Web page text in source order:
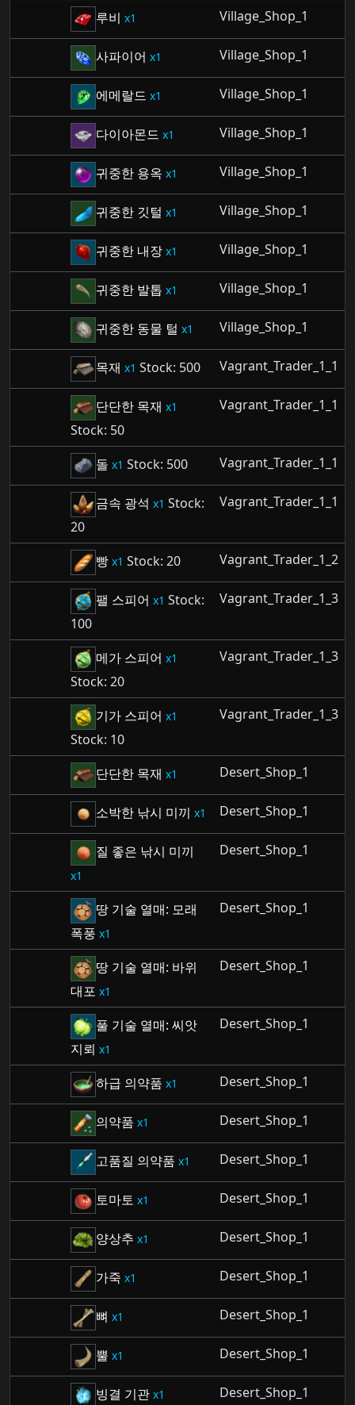
루비 1 Village_Shop_1
사파이어 1 Village_Shop_1
에메랄드 1 Village_Shop_1
다이아몬드 1 Village_Shop_1
귀중한 용옥 1 Village_Shop_1
귀중한 깃털 1 Village_Shop_1
귀중한 내장 1 Village_Shop_1
귀중한 발톱 1 Village_Shop_1
귀중한 동물 털 1 Village_Shop_1
목재 1 Stock: 500 Vagrant_Trader_1_1
단단한 목재 1
Stock: 50
Vagrant_Trader_1_1
돌 1 Stock: 500 Vagrant_Trader_1_1
금속 광석 1 Stock:
20
Vagrant_Trader_1_1
빵 1 Stock: 20 Vagrant_Trader_1_2
팰 스피어 1 Stock:
100
Vagrant_Trader_1_3
메가 스피어 1
Stock: 20
Vagrant_Trader_1_3
기가 스피어 1
Stock: 10
Vagrant_Trader_1_3
단단한 목재 1 Desert_Shop_1
소박한 낚시 미끼 1 Desert_Shop_1
질 좋은 낚시 미끼
1
Desert_Shop_1
땅 기술 열매: 모래
폭풍
1
Desert_Shop_1
땅 기술 열매: 바위
대포
1
Desert_Shop_1
풀 기술 열매: 씨앗
지뢰
1
Desert_Shop_1
하급 의약품 1 Desert_Shop_1
의약품 1 Desert_Shop_1
고품질 의약품 1 Desert_Shop_1
토마토 1 Desert_Shop_1
양상추 1 Desert_Shop_1
가죽 1 Desert_Shop_1
뼈 1 Desert_Shop_1
뿔 1 Desert_Shop_1
빙결 기관 1 Desert_Shop_1